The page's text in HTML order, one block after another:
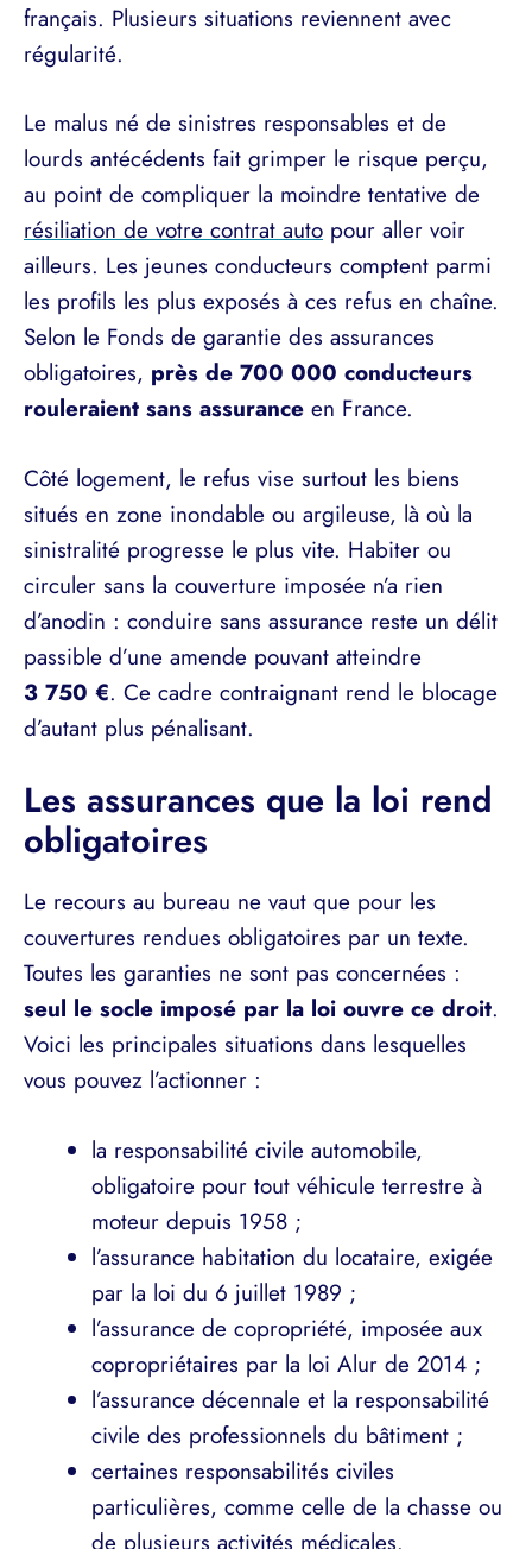
français. Plusieurs situations reviennent avec
régularité.
Le malus né de sinistres responsables et de
lourds antécédents fait grimper le risque perçu,
au point de compliquer la moindre tentative de
résiliation de votre contrat auto pour aller voir
ailleurs. Les jeunes conducteurs comptent parmi
les profils les plus exposés à ces refus en chaîne.
Selon le Fonds de garantie des assurances
obligatoires, près de 700 000 conducteurs
rouleraient sans assurance en France.
Côté logement, le refus vise surtout les biens
situés en zone inondable ou argileuse, là où la
sinistralité progresse le plus vite. Habiter ou
circuler sans la couverture imposée n’a rien
d’anodin : conduire sans assurance reste un délit
passible d’une amende pouvant atteindre
3 750 €. Ce cadre contraignant rend le blocage
d’autant plus pénalisant.
Les assurances que la loi rend
obligatoires
Le recours au bureau ne vaut que pour les
couvertures rendues obligatoires par un texte.
Toutes les garanties ne sont pas concernées :
seul le socle imposé par la loi ouvre ce droit.
Voici les principales situations dans lesquelles
vous pouvez l’actionner :
la responsabilité civile automobile,
obligatoire pour tout véhicule terrestre à
moteur depuis 1958 ;
l’assurance habitation du locataire, exigée
par la loi du 6 juillet 1989 ;
l’assurance de copropriété, imposée aux
copropriétaires par la loi Alur de 2014 ;
l’assurance décennale et la responsabilité
civile des professionnels du bâtiment ;
certaines responsabilités civiles
particulières, comme celle de la chasse ou
de plusieurs activités médicales.